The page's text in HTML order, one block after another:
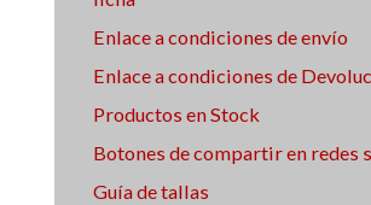
Enlace a condiciones de envío
Enlace a condiciones de
Productos en Stock
Botones de compartir en redes
Guía de tallas